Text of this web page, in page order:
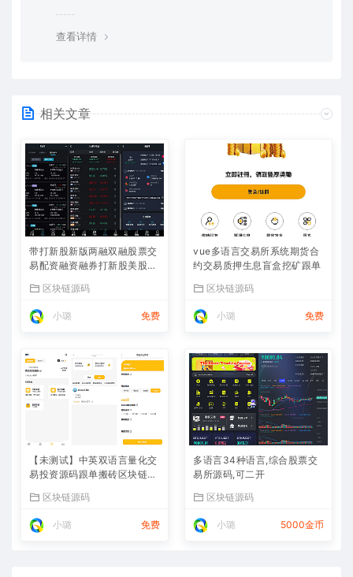
查看详情
相关文章
带打新股新版两融双融股票交
易配资融资融券打新股美股港
区块链源码
小璐 免费
vue多语言交易所系统期货合
约交易质押生息盲盒挖矿跟单
区块链源码
小璐 免费
【未测试】中英双语言量化交
易投资源码跟单搬砖区块链交
+后端PHP
区块链源码
小璐 免费
多语言34种语言,综合股票交
易所源码,可二开
区块链源码
小璐 5000金币